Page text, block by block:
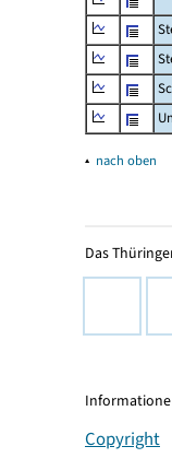
▴ nach oben
Das
Copyright